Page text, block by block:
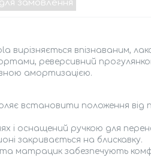
замовлення
вирізняється впізнаваним,
реверсивний
амортизацією.
встановити положення від
і оснащений ручкою для
закривається на блискавку.
та матрацик забезпечують